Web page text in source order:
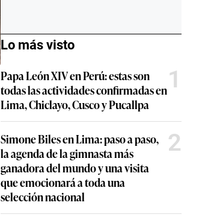
Lo más visto
Papa León XIV en Perú: estas son
todas las actividades confirmadas en
Lima, Chiclayo, Cusco y Pucallpa
1
Simone Biles en Lima: paso a paso,
la agenda de la gimnasta más
ganadora del mundo y una visita
que emocionará a toda una
selección nacional
2